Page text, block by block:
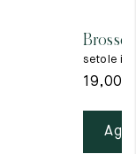
Brosse
setole in
19,00